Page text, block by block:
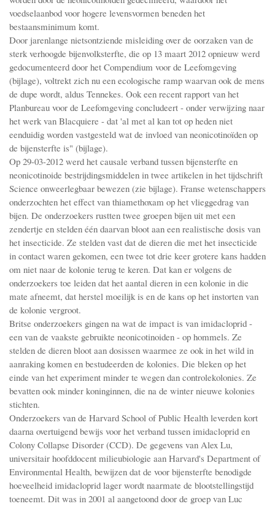
voedselaanbod voor hogere levensvormen beneden het
bestaansminimum komt.
Door jarenlange nietsontziende misleiding over de oorzaken van de
sterk verhoogde bijenvolksterfte, die op 13 maart 2012 opnieuw werd
gedocumenteerd door het Compendium voor de Leefomgeving
(bijlage), voltrekt zich nu een ecologische ramp waarvan ook de mens
de dupe wordt, aldus Tennekes. Ook een recent rapport van het
Planbureau voor de Leefomgeving concludeert - onder verwijzing naar
het werk van Blacquiere - dat 'al met al kan tot op heden niet
eenduidig worden vastgesteld wat de invloed van neonicotinoïden op
de bijensterfte is" (bijlage).
Op 29-03-2012 werd het causale verband tussen bijensterfte en
neonicotinoide bestrijdingsmiddelen in twee artikelen in het tijdschrift
Science onweerlegbaar bewezen (zie bijlage). Franse wetenschappers
onderzochten het effect van thiamethoxam op het vlieggedrag van
bijen. De onderzoekers rustten twee groepen bijen uit met een
zendertje en stelden één daarvan bloot aan een realistische dosis van
het insecticide. Ze stelden vast dat de dieren die met het insecticide
in contact waren gekomen, een twee tot drie keer grotere kans hadden
om niet naar de kolonie terug te keren. Dat kan er volgens de
onderzoekers toe leiden dat het aantal dieren in een kolonie in die
mate afneemt, dat herstel moeilijk is en de kans op het instorten van
de kolonie vergroot.
Britse onderzoekers gingen na wat de impact is van imidacloprid -
een van de vaakste gebruikte neonicotinoiden - op hommels. Ze
stelden de dieren bloot aan dosissen waarmee ze ook in het wild in
aanraking komen en bestudeerden de kolonies. Die bleken op het
einde van het experiment minder te wegen dan controlekolonies. Ze
bevatten ook minder koninginnen, die na de winter nieuwe kolonies
stichten.
Onderzoekers van de Harvard School of Public Health leverden kort
daarna overtuigend bewijs voor het verband tussen imidacloprid en
Colony Collapse Disorder (CCD). De gegevens van Alex Lu,
universitair hoofddocent milieubiologie aan Harvard's Department of
Environmental Health, bewijzen dat de voor bijensterfte benodigde
hoeveelheid imidacloprid lager wordt naarmate de blootstellingstijd
toeneemt. Dit was in 2001 al aangetoond door de groep van Luc